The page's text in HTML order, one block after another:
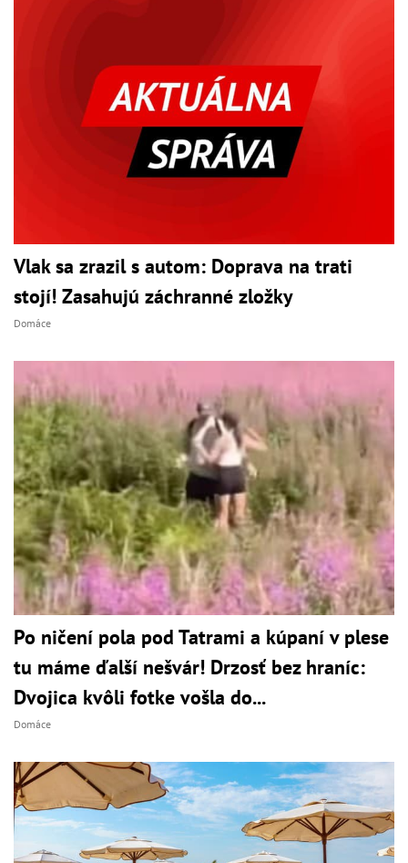
Vlak sa zrazil s autom: Doprava na trati
stojí! Zasahujú záchranné zložky
Domáce
Po ničení pola pod Tatrami a kúpaní v plese
tu máme ďalší nešvár! Drzosť bez hraníc:
Dvojica kvôli fotke vošla do...
Domáce